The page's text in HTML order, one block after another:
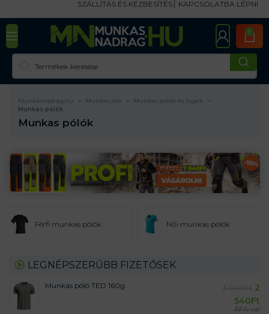
SZÁLLÍTÁS ÉS KÉZBESÍTÉS KAPCSOLATBA LÉPNI
0
Munkasnadrag.hu Munkaruha
Munkas pólók és ingek
Munkas pólók
Munkas pólók
Férfi munkas pólók Női munkas pólók
LEGNÉPSZERŰBB FIZETŐSEK
Munkás póló TED 160g
2
540Ft
ÁFA-val